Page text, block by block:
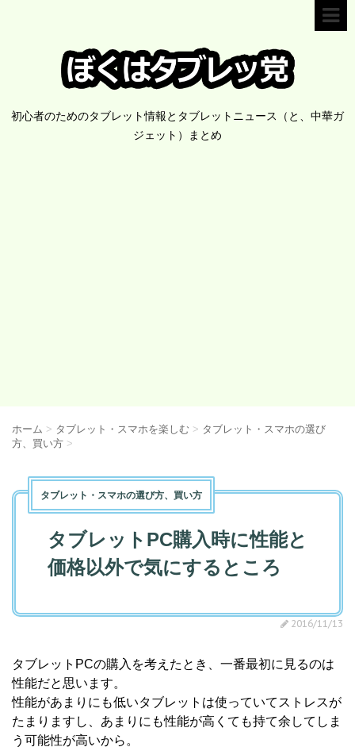
初心者のためのタブレット情報とタブレットニュース（と、中華ガ
ジェット）まとめ
ホーム > タブレット・スマホを楽しむ > タブレット・スマホの選び
方、買い方 >
タブレット・スマホの選び方、買い方
タブレットPC購入時に性能と
価格以外で気にするところ
2016/11/13
タブレットPCの購入を考えたとき、一番最初に見るのは
性能だと思います。
性能があまりにも低いタブレットは使っていてストレスが
たまりますし、あまりにも性能が高くても持て余してしま
う可能性が高いから。